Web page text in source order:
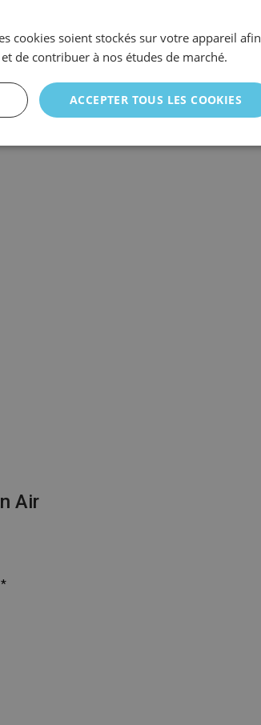
Air
*
SPANISH
ENGLISH
ITALIAN
PORTUGUESE
cookies soient stockés sur votre appareil afin
de contribuer à nos études de marché.
ACCEPTER TOUS LES COOKIES